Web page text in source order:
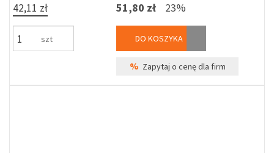
42,11 zł
szt
51,80 zł 23%
DO KOSZYKA
% Zapytaj o cenę dla firm